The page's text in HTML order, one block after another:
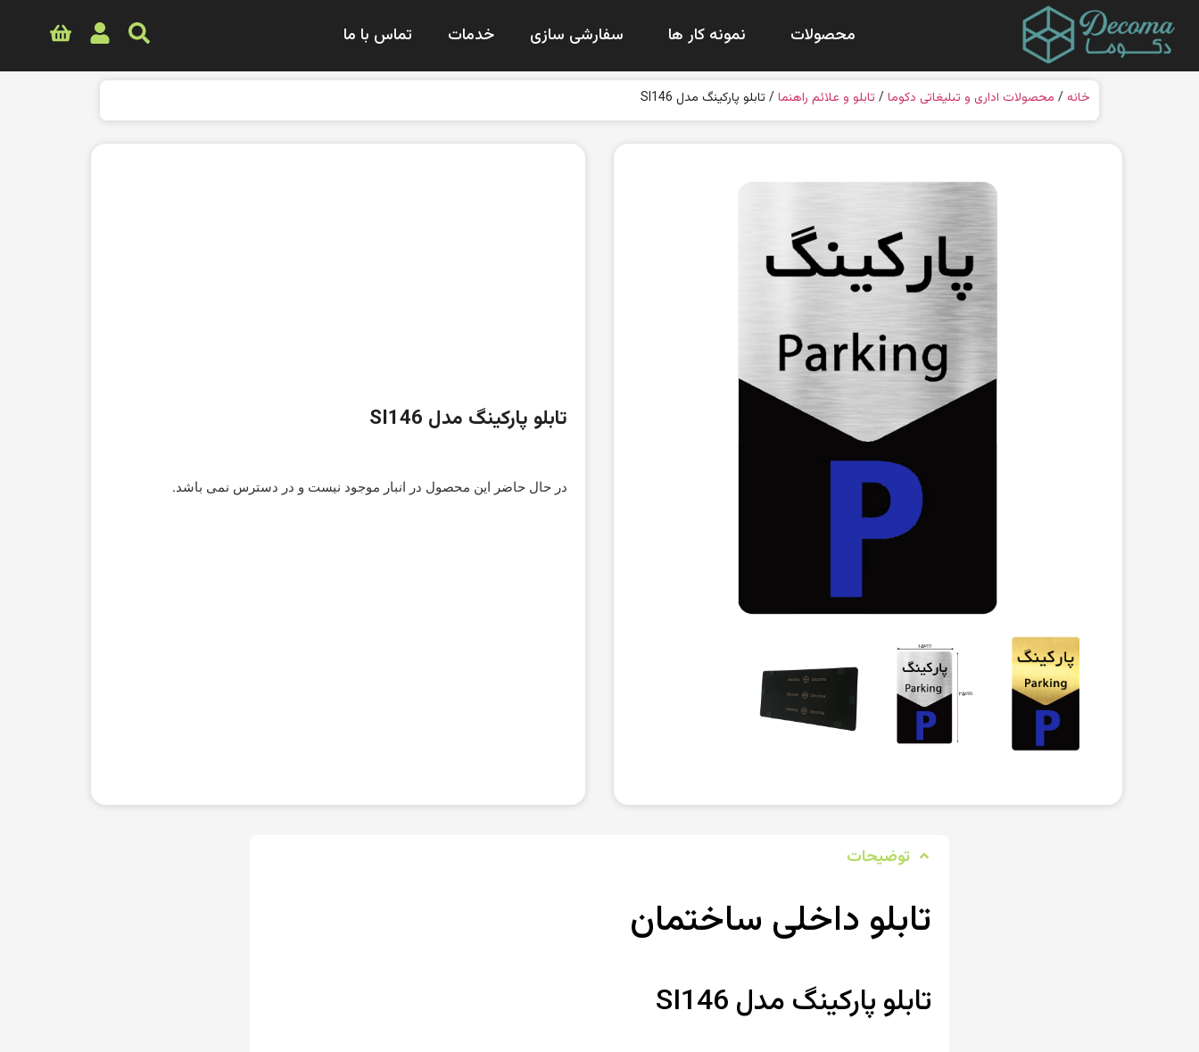
محصولات نمونه کار ها سفارشی سازی خدمات تماس با ما
خانه / محصولات اداری و تبلیغاتی دکوما/ تابلو و علائم راهنما/ تابلو پارکینگ مدل SI146
تابلو پارکینگ مدل SI146
در حال حاضر این محصول در انبار موجود نیست و در دسترس نمی باشد.
توضیحات
تابلو داخلی ساختمان
تابلو پارکینگ مدل SI146